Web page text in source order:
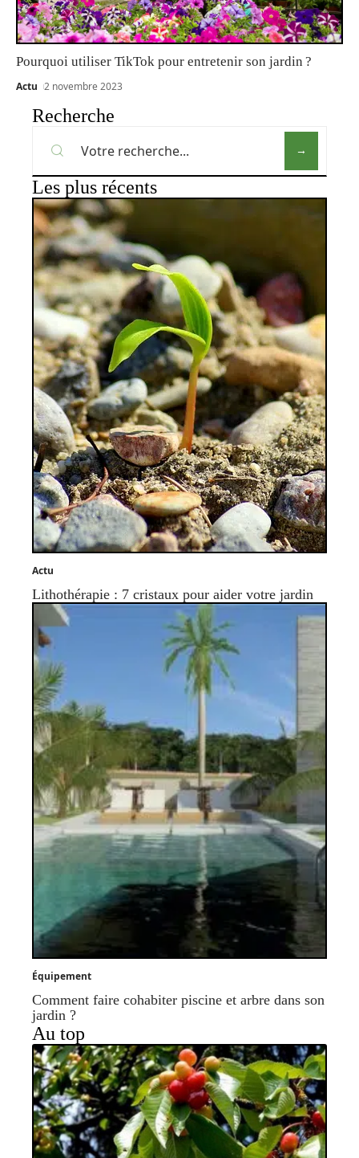
Pourquoi utiliser TikTok pour entretenir son jardin ?
Actu 2 novembre 2023
Recherche
Les plus récents
Actu
Lithothérapie : 7 cristaux pour aider votre jardin
Équipement
Comment faire cohabiter piscine et arbre dans son
jardin ?
Au top